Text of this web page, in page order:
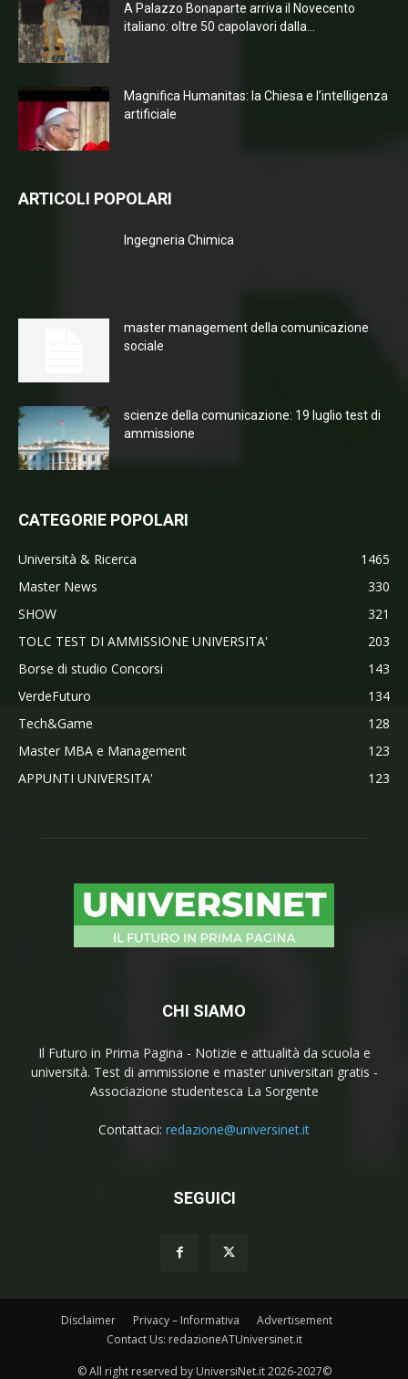
A Palazzo Bonaparte arriva il Novecento
italiano: oltre 50 capolavori dalla...
Magnifica Humanitas: la Chiesa e l’intelligenza
artificiale
ARTICOLI POPOLARI
Ingegneria Chimica
master management della comunicazione
sociale
scienze della comunicazione: 19 luglio test di
ammissione
CATEGORIE POPOLARI
Università & Ricerca
1465
Master News
330
SHOW
321
TOLC TEST DI AMMISSIONE UNIVERSITA'
203
Borse di studio Concorsi
143
VerdeFuturo
134
Tech&Game
128
Master MBA e Management
123
APPUNTI UNIVERSITA'
123
CHI SIAMO
Il Futuro in Prima Pagina - Notizie e attualità da scuola e
università. Test di ammissione e master universitari gratis -
Associazione studentesca La Sorgente
Contattaci: redazione@universinet.it
SEGUICI
Disclaimer Privacy – Informativa
Advertisement
Contact Us: redazioneATUniversinet.it
© All right reserved by UniversiNet.it 2026-2027©